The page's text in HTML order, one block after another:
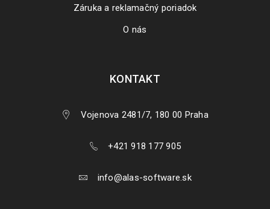
Záruka a reklamačný poriadok
O nás
KONTAKT
Vojenova 2481/7, 180 00 Praha
+421 918 177 905
info@alas-software.sk